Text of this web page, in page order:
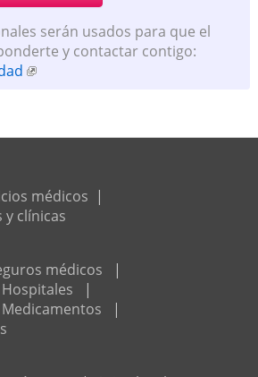
serán usados para que el
y contactar contigo:
médicos |
y clínicas
médicos
|
Hospitales
|
Medicamentos
|